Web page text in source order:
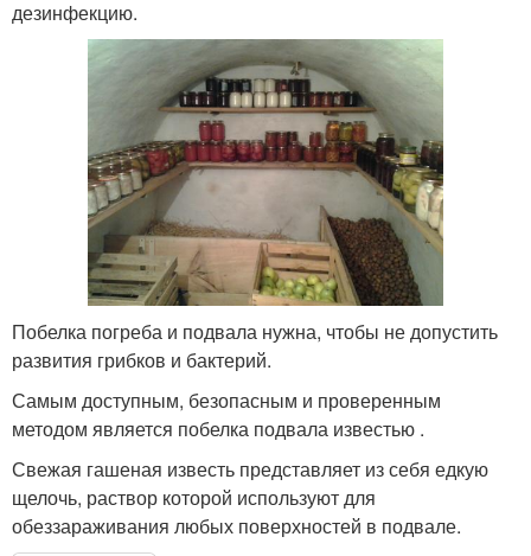
дезинфекцию.
Побелка погреба и подвала нужна, чтобы не допустить
развития грибков и бактерий.
Самым доступным, безопасным и проверенным
методом является побелка подвала известью .
Свежая гашеная известь представляет из себя едкую
щелочь, раствор которой используют для
обеззараживания любых поверхностей в подвале.